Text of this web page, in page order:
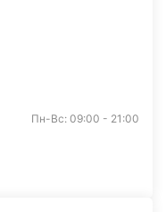
Пн-Вс: 09:00 - 21:00